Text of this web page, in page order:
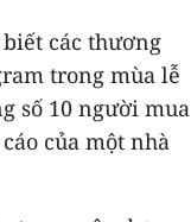
biết các thương
trong mùa lễ
số 10 người mua
của một nhà